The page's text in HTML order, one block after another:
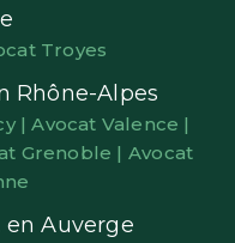
Troyes
Rhône-Alpes
|Avocat Valence |
Grenoble | Avocat
Auverge